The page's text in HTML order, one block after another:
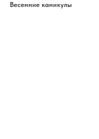
Весенние каникулы